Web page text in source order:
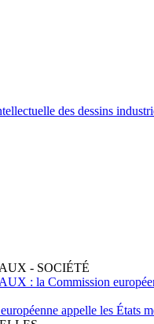
des dessins
- SOCIÉTÉ
: la Commission
appelle les États